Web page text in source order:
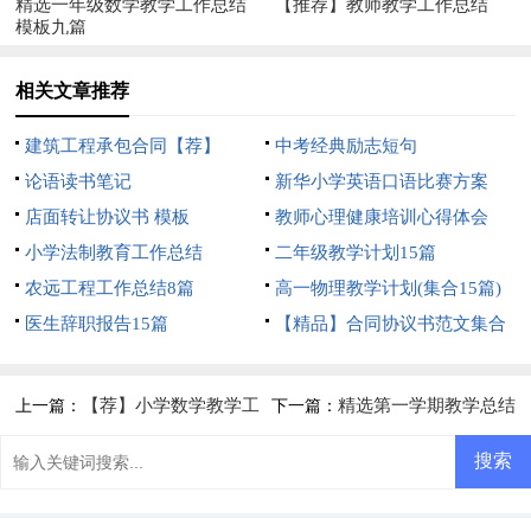
精选一年级数学教学工作总结
模板九篇
【推荐】教师教学工作总结
相关文章推荐
建筑工程承包合同【荐】
中考经典励志短句
论语读书笔记
新华小学英语口语比赛方案
店面转让协议书 模板
教师心理健康培训心得体会
小学法制教育工作总结
二年级教学计划15篇
农远工程工作总结8篇
高一物理教学计划(集合15篇)
医生辞职报告15篇
【精品】合同协议书范文集合
上一篇： 【荐】小学数学教学工 下一篇： 精选第一学期教学总结